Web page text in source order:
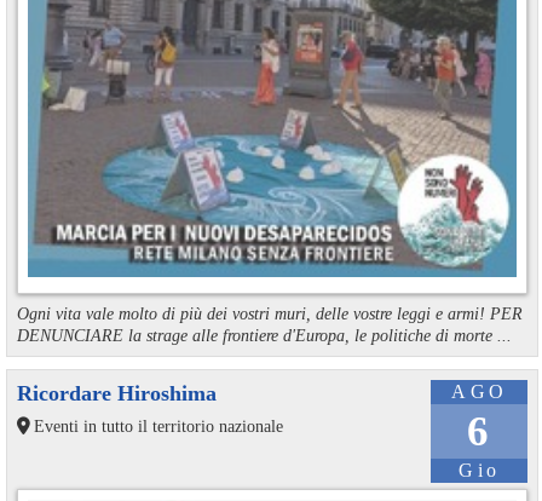
Ogni vita vale molto di più dei vostri muri, delle vostre leggi e armi! PER
DENUNCIARE la strage alle frontiere d'Europa, le politiche di morte ...
AGO
6
Gio
Ricordare Hiroshima
Eventi in tutto il territorio nazionale